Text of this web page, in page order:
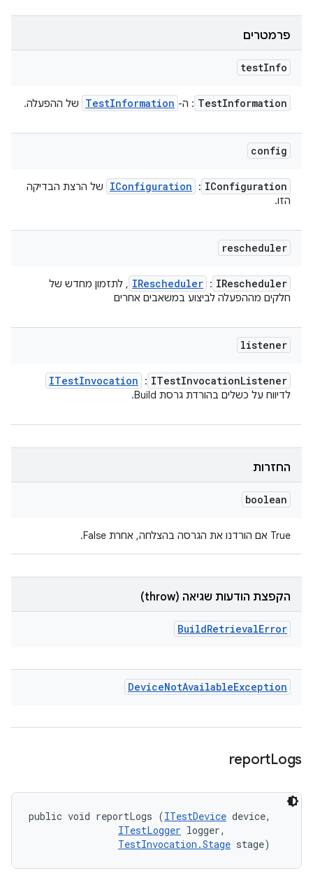
פרמטרים
testInfo
TestInformation : ה- TestInformation של ההפעלה.
config
IConfiguration
:
IConfiguration
של הרצת הבדיקה
הזו.
rescheduler
IRescheduler
:
IRescheduler , לתזמון מחדש של
חלקים מההפעלה לביצוע במשאבים אחרים
listener
ITestInvocationListener
:
ITestInvocation
לדיווח על כשלים בהורדת גרסת Build.
החזרות
boolean
‫True אם הורדנו את הגרסה בהצלחה, אחרת False.
הקפצת הודעות שגיאה (throw)
BuildRetrievalError
DeviceNotAvailableException
reportLogs
public void reportLogs (ITestDevice device,
ITestLogger logger,
TestInvocation.Stage stage)